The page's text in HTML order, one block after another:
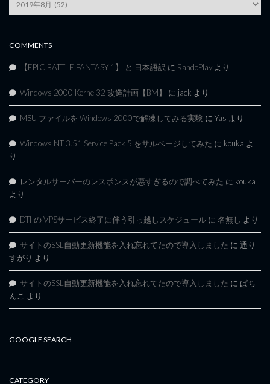
Archives
COMMENTS
【EPIC BATTLE FANTASY 1】 と 日本語訳 に RandoPlay より
Windows 2000 Kernel32 改造計画【BM】 に jack より
MSU ファイルを Windows 2000で解凍してみる実験 に Yas より
Windows NT 3.51 Service Pack 5 をサルベージしてみた に kouka よ
り
レンタルサーバーのレスポンスが悪すぎるので調べてみた に kouka
より
DTI の VPSサービス終了に伴う引っ越しスケジュール に 名無し より
サイトのSSL自動更新機能を入れ忘れてたので導入しました に 通り
すがり より
サイトのSSL自動更新機能を入れ忘れてたので導入しました に ぱち
んこ より
GOOGLE SEARCH
CATEGORY